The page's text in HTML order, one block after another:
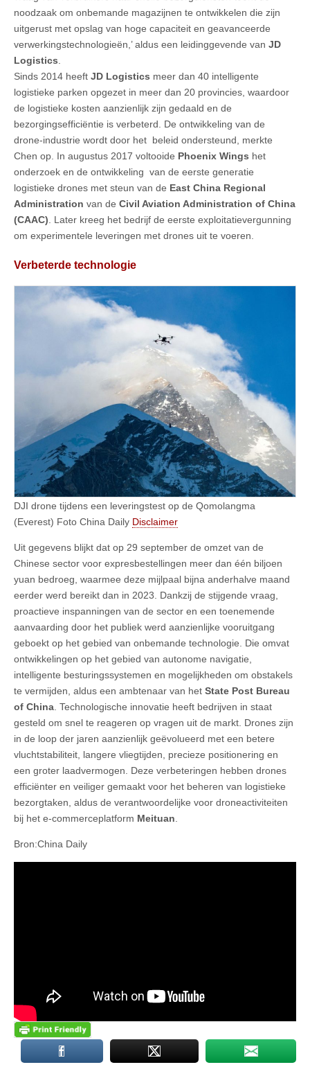
noodzaak om onbemande magazijnen te ontwikkelen die zijn
uitgerust met opslag van hoge capaciteit en geavanceerde
verwerkingstechnologieën,’ aldus een leidinggevende van JD
Logistics.
Sinds 2014 heeft JD Logistics meer dan 40 intelligente
logistieke parken opgezet in meer dan 20 provincies, waardoor
de logistieke kosten aanzienlijk zijn gedaald en de
bezorgingsefficiëntie is verbeterd. De ontwikkeling van de
drone-industrie wordt door het beleid ondersteund, merkte
Chen op. In augustus 2017 voltooide Phoenix Wings het
onderzoek en de ontwikkeling van de eerste generatie
logistieke drones met steun van de East China Regional
Administration van de Civil Aviation Administration of China
(CAAC). Later kreeg het bedrijf de eerste exploitatievergunning
om experimentele leveringen met drones uit te voeren.
Verbeterde technologie
DJI drone tijdens een leveringstest op de Qomolangma
(Everest) Foto China Daily Disclaimer
Uit gegevens blijkt dat op 29 september de omzet van de
Chinese sector voor expresbestellingen meer dan één biljoen
yuan bedroeg, waarmee deze mijlpaal bijna anderhalve maand
eerder werd bereikt dan in 2023. Dankzij de stijgende vraag,
proactieve inspanningen van de sector en een toenemende
aanvaarding door het publiek werd aanzienlijke vooruitgang
geboekt op het gebied van onbemande technologie. Die omvat
ontwikkelingen op het gebied van autonome navigatie,
intelligente besturingssystemen en mogelijkheden om obstakels
te vermijden, aldus een ambtenaar van het State Post Bureau
of China . Technologische innovatie heeft bedrijven in staat
gesteld om snel te reageren op vragen uit de markt. Drones zijn
in de loop der jaren aanzienlijk geëvolueerd met een betere
vluchtstabiliteit, langere vliegtijden, precieze positionering en
een groter laadvermogen. Deze verbeteringen hebben drones
efficiënter en veiliger gemaakt voor het beheren van logistieke
bezorgtaken, aldus de verantwoordelijke voor droneactiviteiten
bij het e-commerceplatform Meituan
Bron:China Daily